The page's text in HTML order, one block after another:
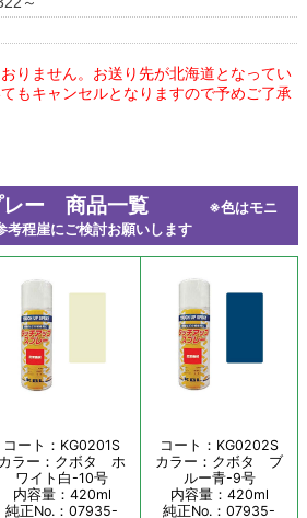
りません。お送り先が北海道となってい
もキャンセルとなりますので予めご了承